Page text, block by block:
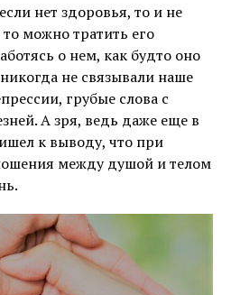
нет здоровья, то и не
то можно тратить его
о нем, как будто оно
не связывали наше
грубые слова с
А зря, ведь даже еще в
к выводу, что при
между душой и телом